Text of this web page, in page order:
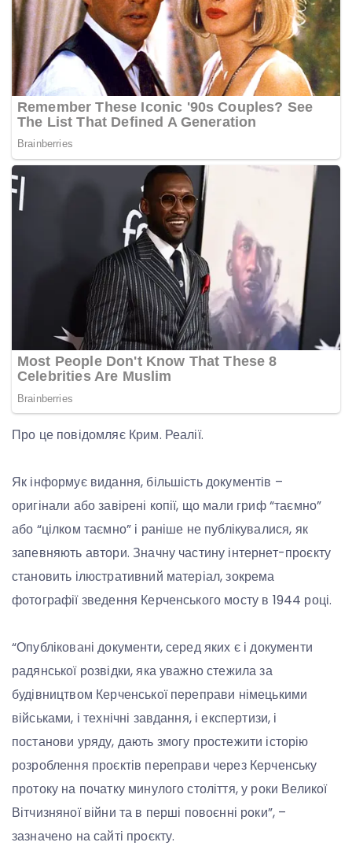
Про це повідомляє Крим. Реалії.
Як інформує видання, більшість документів –
оригінали або завірені копії, що мали гриф “таємно”
або “цілком таємно” і раніше не публікувалися, як
запевняють автори. Значну частину інтернет-проєкту
становить ілюстративний матеріал, зокрема
фотографії зведення Керченського мосту в 1944 році.
“Опубліковані документи, серед яких є і документи
радянської розвідки, яка уважно стежила за
будівництвом Керченської переправи німецькими
військами, і технічні завдання, і експертизи, і
постанови уряду, дають змогу простежити історію
розроблення проєктів переправи через Керченську
протоку на початку минулого століття, у роки Великої
Вітчизняної війни та в перші повоєнні роки”, –
зазначено на сайті проєкту.